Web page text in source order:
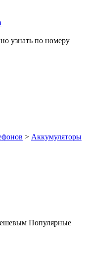
узнать по номеру
> Аккумуляторы
Популярные